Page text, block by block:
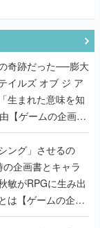
奇跡だった──膨大
イルズ オブ ジ ア
生まれた意味を知
【ゲームの企画
ング」させるの
企画書とキャラ
敏がRPGに生み出
は【ゲームの企画